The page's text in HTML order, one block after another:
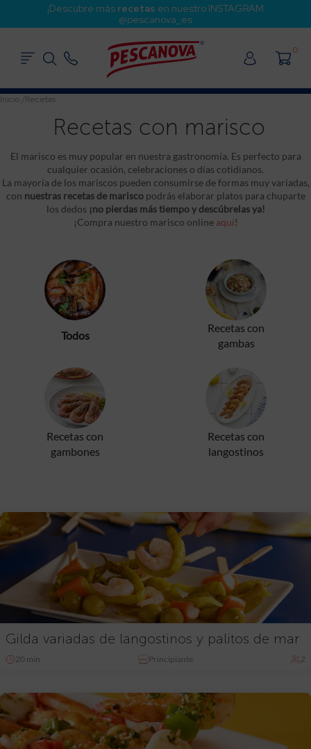
¡Descubre más recetas en nuestro INSTAGRAM
@pescanova_es
0
Inicio /Recetas
Recetas con marisco
El marisco es muy popular en nuestra gastronomía. Es perfecto para
cualquier ocasión, celebraciones o días cotidianos.
La mayoría de los mariscos pueden consumirse de formas muy variadas,
con nuestras recetas de mariscopodrás elaborar platos para chuparte
los dedos ¡no pierdas más tiempo y descúbrelas ya!
¡Compra nuestro marisco online aquí!
Todos
Recetas con
gambas
Recetas con
gambones
Recetas con
langostinos
Gilda variadas de langostinos y palitos de mar
20 min Principiante 2